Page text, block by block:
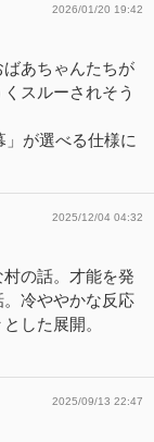
2026/01/20 19:42
あちゃんたちが
スルーされそう
が選べる仕様に
2025/12/04 04:32
の話。才能を発
冷ややかな反応
とした展開。
2025/09/13 22:47